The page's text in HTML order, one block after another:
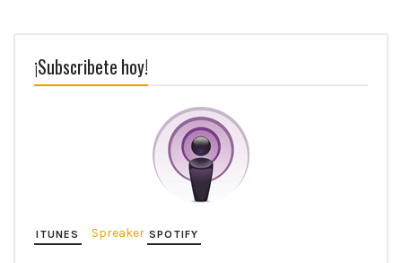
¡Subscribete hoy!
ITUNES Spreaker SPOTIFY